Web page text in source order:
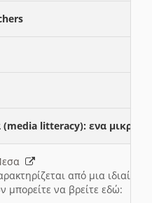
(media litteracy): ενα μικρο
από μια
να βρείτε εδώ: